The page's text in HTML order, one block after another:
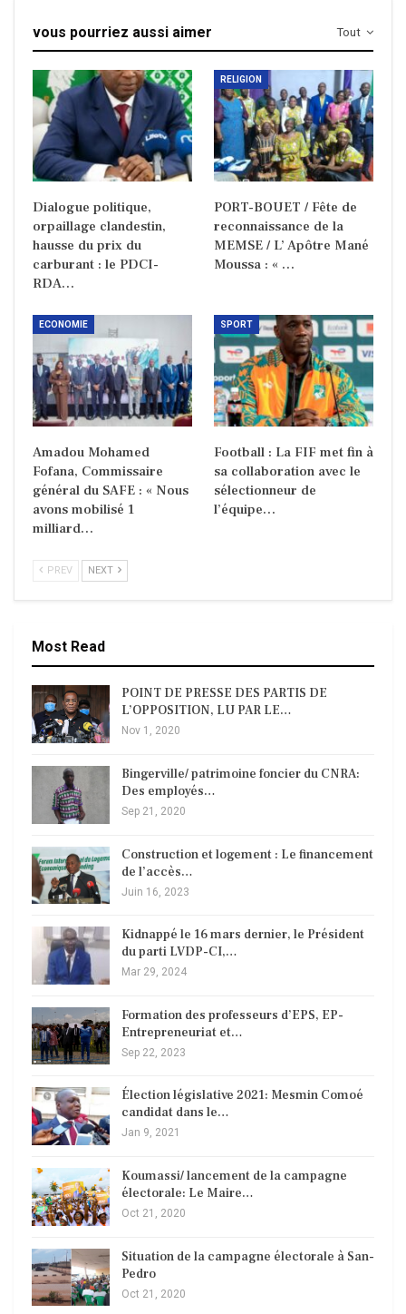
Tout
vous pourriez aussi aimer
Dialogue politique,
orpaillage clandestin,
hausse du prix du
carburant : le PDCI-
RDA…
RELIGION
PORT-BOUET / Fête de
reconnaissance de la
MEMSE / L’ Apôtre Mané
Moussa : « …
ECONOMIE
Amadou Mohamed
Fofana, Commissaire
général du SAFE : « Nous
avons mobilisé 1
milliard…
SPORT
Football : La FIF met fin à
sa collaboration avec le
sélectionneur de
l’équipe…
PREV NEXT
Most Read
POINT DE PRESSE DES PARTIS DE
L’OPPOSITION, LU PAR LE…
Nov 1, 2020
Bingerville/ patrimoine foncier du CNRA:
Des employés…
Sep 21, 2020
Construction et logement : Le financement
de l’accès…
Juin 16, 2023
Kidnappé le 16 mars dernier, le Président
du parti LVDP-CI,…
Mar 29, 2024
Formation des professeurs d’EPS, EP-
Entrepreneuriat et…
Sep 22, 2023
Élection législative 2021: Mesmin Comoé
candidat dans le…
Jan 9, 2021
Koumassi/ lancement de la campagne
électorale: Le Maire…
Oct 21, 2020
Situation de la campagne électorale à San-
Pedro
Oct 21, 2020